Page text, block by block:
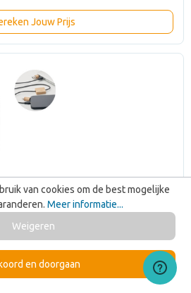
Jouw Prijs
van cookies om de best mogelijke
Meer informatie...
Weigeren
en doorgaan